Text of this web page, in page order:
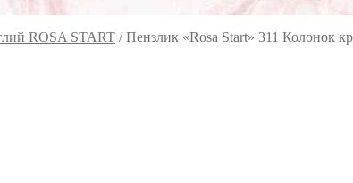
ROSA START /Пензлик «Rosa Start» 311 Колонок